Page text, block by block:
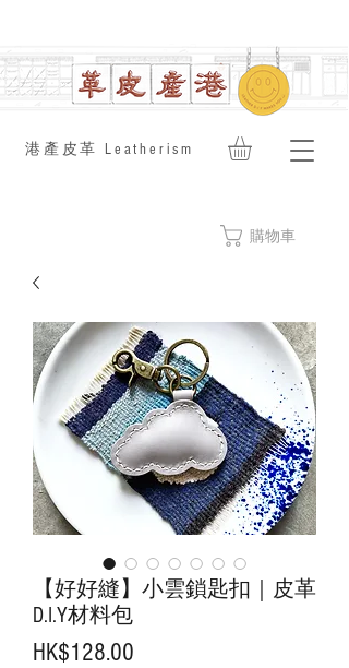
​港產皮革 Leatherism
購物車
【好好縫】小雲鎖匙扣｜皮革
D.I.Y材料包
HK$128.00